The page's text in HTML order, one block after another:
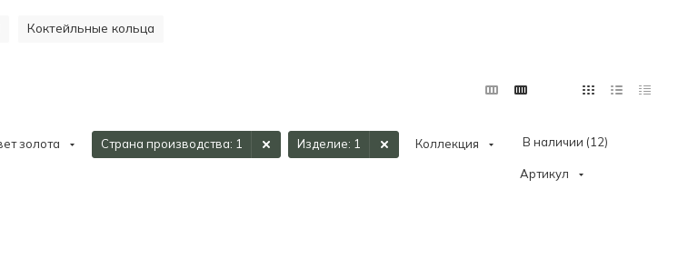
Коктейльные кольца
золота Страна производства: 1 Изделие: 1 Коллекция В наличии (12)
Артикул